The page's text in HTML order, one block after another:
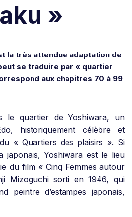
»
la très attendue adaptation de
se traduire par « quartier
aux chapitres 70 à 99
le quartier de Yoshiwara, un
historiquement célèbre et
« Quartiers des plaisirs ». Si
japonais, Yoshiwara est le lieu
du film « Cinq Femmes autour
Mizoguchi sorti en 1946, qui
peintre d’estampes japonais,